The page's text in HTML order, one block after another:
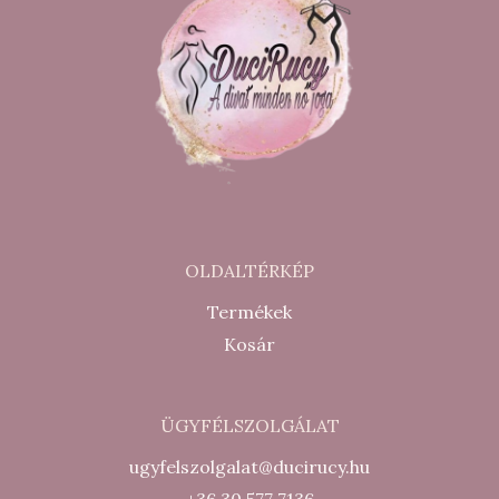
OLDALTÉRKÉP
Termékek
Kosár
ÜGYFÉLSZOLGÁLAT
ugyfelszolgalat@ducirucy.hu